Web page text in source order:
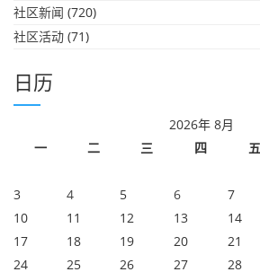
社区新闻 (720)
社区活动 (71)
日历
2026年 8月
一
二 三 四 五
3
4 5 6 7
10
11 12 13 14
17
18 19 20 21
24
25 26 27 28